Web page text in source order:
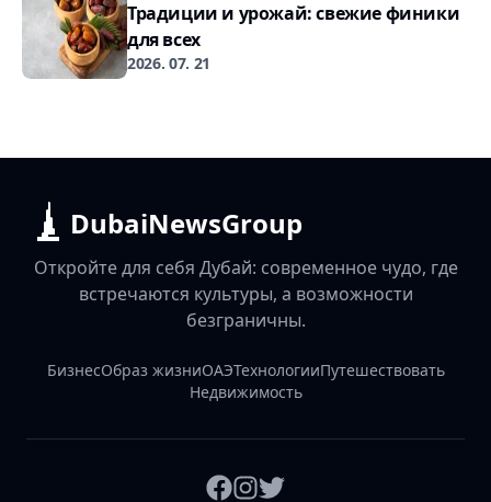
Традиции и урожай: свежие финики
для всех
2026. 07. 21
DubaiNewsGroup
Откройте для себя Дубай: современное чудо, где
встречаются культуры, а возможности
безграничны.
БизнесОбраз жизниОАЭТехнологииПутешествовать
Недвижимость